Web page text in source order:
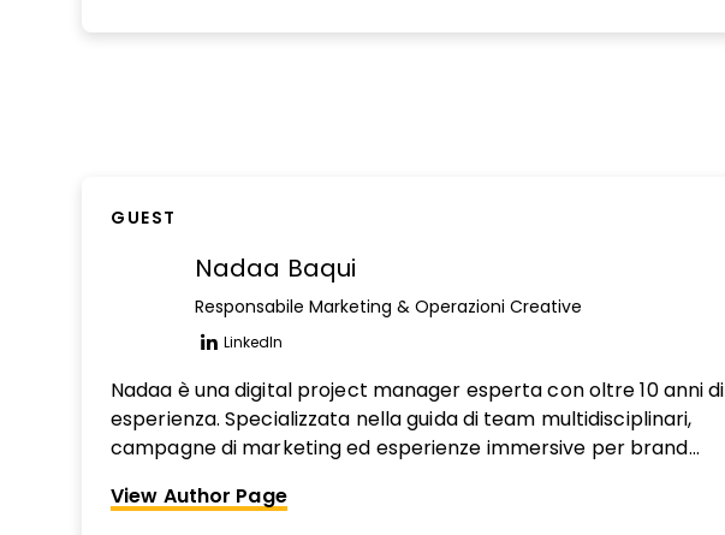
GUEST
Nadaa Baqui
Responsabile Marketing & Operazioni Creative
LinkedIn
Opens new window
Nadaa è una digital project manager esperta con oltre 10 anni di
esperienza. Specializzata nella guida di team multidisciplinari,
campagne di marketing ed esperienze immersive per brand
all’avanguardia che sfruttano tecnologie emergenti come la
View Author Page